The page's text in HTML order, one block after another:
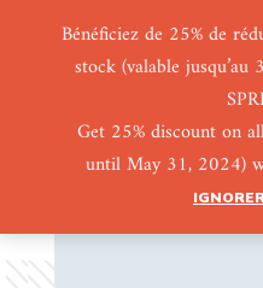
Bénéficiez de 25% de
stock (valable
Get 25% discount on
until May 31, 2024)